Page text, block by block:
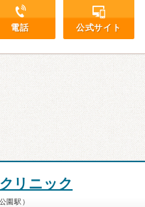
電話 公式サイト
リニック
園駅）